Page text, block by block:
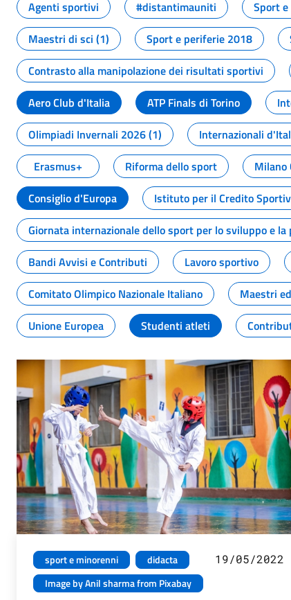
Agenti sportivi
#distantimauniti Sport
Maestri di sci (1)
Sport e periferie 2018
Contrasto alla manipolazione dei risultati sportivi
Aero Club d'Italia
ATP Finals di Torino
Olimpiadi Invernali 2026 (1)
Internazionali
Erasmus+
Riforma dello sport Milano
Consiglio d'Europa
Istituto per il Credito
Giornata internazionale dello sport per lo sviluppo e la
Bandi Avvisi e Contributi
Lavoro sportivo
Comitato Olimpico Nazionale Italiano
Maestri
Unione Europea
Studenti atleti
sport e minorenni
didacta
Image by Anil sharma from Pixabay
19/05/2022